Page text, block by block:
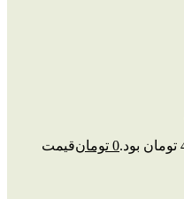
0 تومانقیمت